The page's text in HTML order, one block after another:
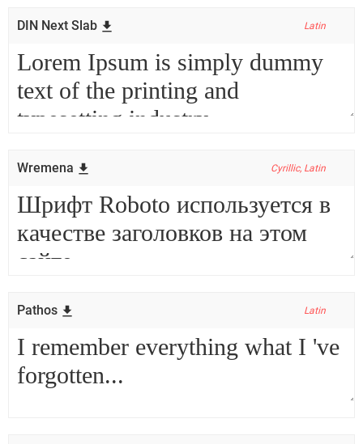
DIN Next Slab Latin
Wremena Cyrillic, Latin
Pathos Latin